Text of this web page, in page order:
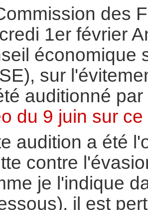
des
1er février
économique
sur
auditionné
du 9 juin sur ce
audition a été
contre
je l'indique
il est